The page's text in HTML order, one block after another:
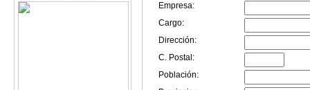
Empresa:
Cargo:
Dirección:
C. Postal:
Población: